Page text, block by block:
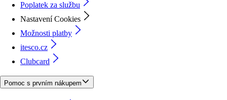
Poplatek za službu
Nastavení Cookies
Možnosti platby
itesco.cz
Clubcard
Pomoc s prvním nákupem